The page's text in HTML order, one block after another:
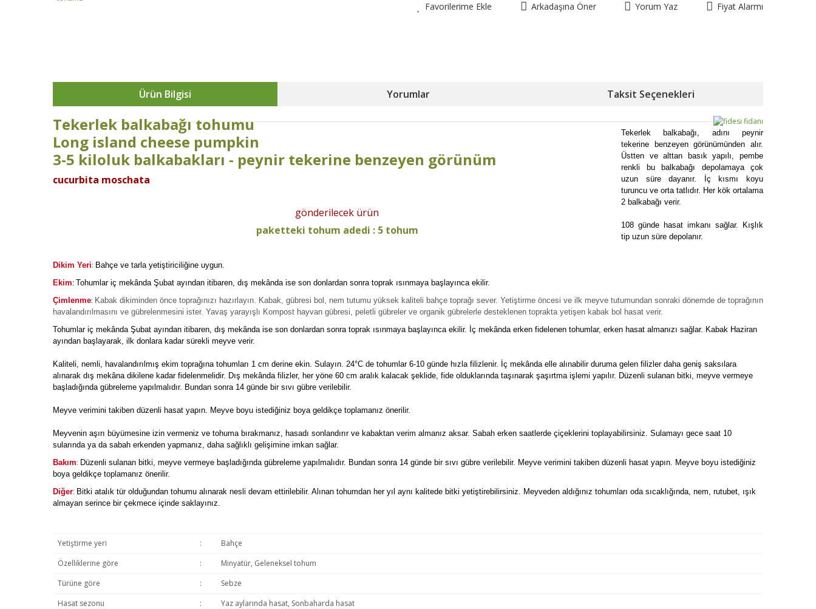
Favorilerime Ekle Arkadaşına Öner Yorum Yaz Fiyat Alarmı
Ürün Bilgisi Yorumlar Taksit Seçenekleri
Tekerlek balkabağı tohumu
Long island cheese pumpkin
3-5 kiloluk balkabakları - peynir tekerine benzeyen görünüm
cucurbita moschata
gönderilecek ürün
paketteki tohum adedi : 5 tohum
Tekerlek balkabağı, adını peynir
tekerine benzeyen görünümünden alır.
Üstten ve alttan basık yapılı, pembe
renkli bu balkabağı depolamaya çok
uzun süre dayanır. İç kısmı koyu
turuncu ve orta tatlıdır. Her kök ortalama
2 balkabağı verir.
108 günde hasat imkanı sağlar. Kışlık
tip uzun süre depolanır.
Dikim Yeri: Bahçe ve tarla yetiştiriciliğine uygun.
Ekim: Tohumlar iç mekânda Şubat ayından itibaren, dış mekânda ise son donlardan sonra toprak ısınmaya başlayınca ekilir.
Çimlenme: Kabak dikiminden önce toprağınızı hazırlayın. Kabak, gübresi bol, nem tutumu yüksek kaliteli bahçe toprağı sever. Yetiştirme öncesi ve ilk meyve tutumundan sonraki dönemde de toprağının
havalandırılmasını ve gübrelenmesini ister. Yavaş yarayışlı Kompost hayvan gübresi, peletli gübreler ve organik gübrelerle desteklenen toprakta yetişen kabak bol hasat verir.
Tohumlar iç mekânda Şubat ayından itibaren, dış mekânda ise son donlardan sonra toprak ısınmaya başlayınca ekilir. İç mekânda erken fidelenen tohumlar, erken hasat almanızı sağlar. Kabak Haziran
ayından başlayarak, ilk donlara kadar sürekli meyve verir.
Kaliteli, nemli, havalandırılmış ekim toprağına tohumları 1 cm derine ekin. Sulayın. 24°C de tohumlar 6-10 günde hızla filizlenir. İç mekânda elle alınabilir duruma gelen filizler daha geniş saksılara
alınarak dış mekâna dikilene kadar fidelenmelidir. Dış mekânda filizler, her yöne 60 cm aralık kalacak şeklide, fide olduklarında taşınarak şaşırtma işlemi yapılır. Düzenli sulanan bitki, meyve vermeye
başladığında gübreleme yapılmalıdır. Bundan sonra 14 günde bir sıvı gübre verilebilir.
Meyve verimini takiben düzenli hasat yapın. Meyve boyu istediğiniz boya geldikçe toplamanız önerilir.
Meyvenin aşırı büyümesine izin vermeniz ve tohuma bırakmanız, hasadı sonlandırır ve kabaktan verim almanız aksar. Sabah erken saatlerde çiçeklerini toplayabilirsiniz. Sulamayı gece saat 10
sularında ya da sabah erkenden yapmanız, daha sağlıklı gelişimine imkan sağlar.
Bakım: Düzenli sulanan bitki, meyve vermeye başladığında gübreleme yapılmalıdır. Bundan sonra 14 günde bir sıvı gübre verilebilir. Meyve verimini takiben düzenli hasat yapın. Meyve boyu istediğiniz
boya geldikçe toplamanız önerilir.
Diğer: Bitki atalık tür olduğundan tohumu alınarak nesli devam ettirilebilir. Alınan tohumdan her yıl aynı kalitede bitki yetiştirebilirsiniz. Meyveden aldığınız tohumları oda sıcaklığında, nem, rutubet, ışık
almayan serince bir çekmece içinde saklayınız.
Yetiştirme yeri :
Bahçe
Özelliklerine göre
:
Minyatür, Geleneksel tohum
Türüne göre
:
Sebze
Hasat sezonu
: Yaz aylarında hasat, Sonbaharda hasat